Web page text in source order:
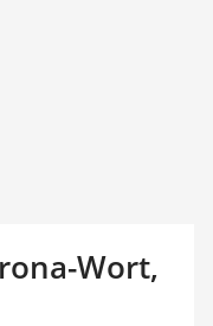
Wort,